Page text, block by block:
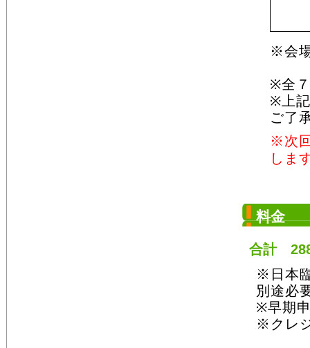
※会
※全
※上
ご了
※次
しま
料金
合計
※日本
別途必
※早期
※クレ